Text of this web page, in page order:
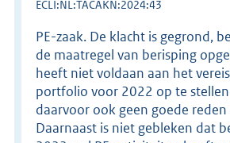
ECLI:NL:TACAKN:2024:43
PE-zaak. De klacht is gegrond,
de maatregel van berisping
heeft niet voldaan aan het
portfolio voor 2022 op te
daarvoor ook geen goede
Daarnaast is niet gebleken dat